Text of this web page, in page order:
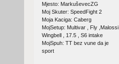
Mjesto: MarkuševecZG
Moj Skuter: SpeedFight 2
Moja Kaciga: Caberg
MojSetup: Multivar , Fly ,Malossi
Wingbell , 17.5 , S6 intake
MojSpuh: TT bez vune da je
sport